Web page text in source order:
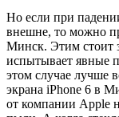
Но если при
внешне, то можно
Минск. Этим стоит
испытывает явные
этом случае лучше
экрана iPhone 6 в
от компании Apple